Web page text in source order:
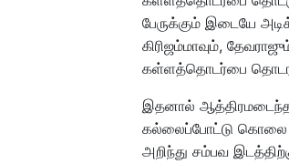
பேருக்கும் இடையே
கிரிஜம்மாவும்,
கள்ளத்தொடர்பை தொடர
இதனால் ஆத்திரமடைந்த
கல்லைப்போட்டு கொலை
அறிந்து சம்பவ